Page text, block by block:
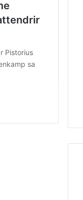
Pistorius
sa